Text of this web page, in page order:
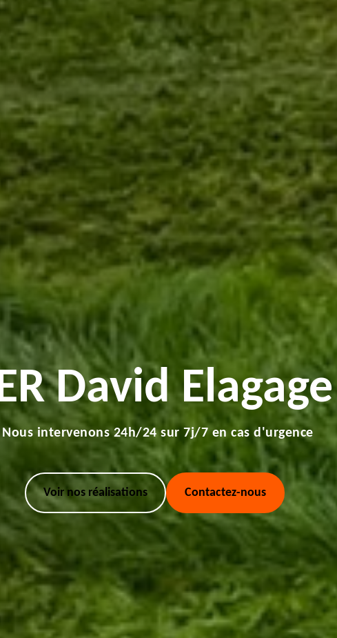
David
Nous intervenons 24h/24 sur 7j/7 en cas d'urgence
Voir nos réalisations Contactez-nous